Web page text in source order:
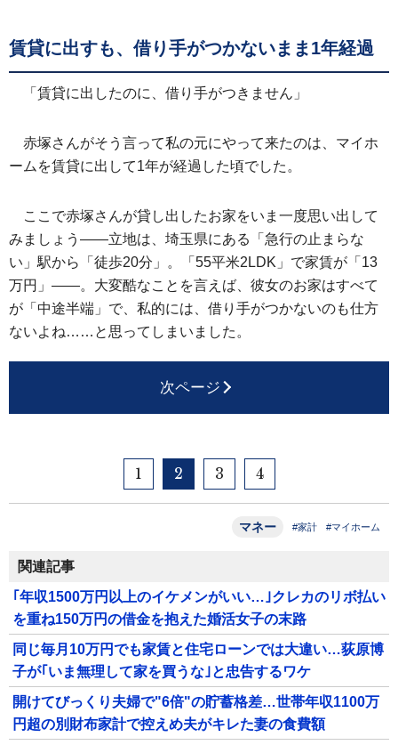
賃貸に出すも、借り手がつかないまま1年経過
「賃貸に出したのに、借り手がつきません」
赤塚さんがそう言って私の元にやって来たのは、マイホ
ームを賃貸に出して1年が経過した頃でした。
ここで赤塚さんが貸し出したお家をいま一度思い出して
みましょう――立地は、埼玉県にある「急行の止まらな
い」駅から「徒歩20分」。「55平米2LDK」で家賃が「13
万円」――。大変酷なことを言えば、彼女のお家はすべて
が「中途半端」で、私的には、借り手がつかないのも仕方
ないよね……と思ってしまいました。
次ページ
1 2 3 4
マネー #家計 #マイホーム
関連記事
｢年収1500万円以上のイケメンがいい…｣クレカのリボ払い
を重ね150万円の借金を抱えた婚活女子の末路
同じ毎月10万円でも家賃と住宅ローンでは大違い…荻原博
子が｢いま無理して家を買うな｣と忠告するワケ
開けてびっくり夫婦で"6倍"の貯蓄格差…世帯年収1100万
円超の別財布家計で控えめ夫がキレた妻の食費額